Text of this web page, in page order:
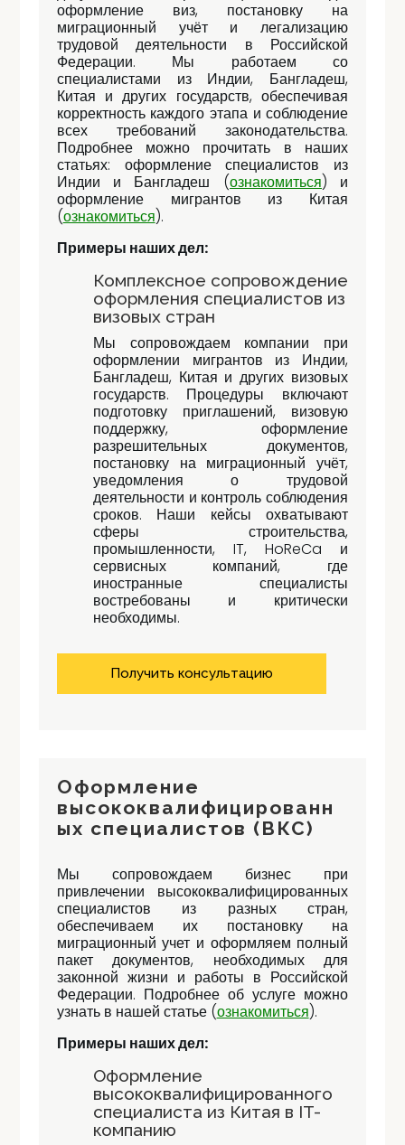
оформление виз, постановку на
миграционный учёт и легализацию
трудовой деятельности в Российской
Федерации. Мы работаем со
специалистами из Индии, Бангладеш,
Китая и других государств, обеспечивая
корректность каждого этапа и соблюдение
всех требований законодательства.
Подробнее можно прочитать в наших
статьях: оформление специалистов из
Индии и Бангладеш (ознакомиться) и
оформление мигрантов из Китая
(ознакомиться).
Примеры наших дел:
Комплексное сопровождение
оформления специалистов из
визовых стран
Мы сопровождаем компании при
оформлении мигрантов из Индии,
Бангладеш, Китая и других визовых
государств. Процедуры включают
подготовку приглашений, визовую
поддержку, оформление
разрешительных документов,
постановку на миграционный учёт,
уведомления о трудовой
деятельности и контроль соблюдения
сроков. Наши кейсы охватывают
сферы строительства,
промышленности, IT, HoReCa и
сервисных компаний, где
иностранные специалисты
востребованы и критически
необходимы.
Получить консультацию
Оформление
высококвалифицированн
ых специалистов (ВКС)
Мы сопровождаем бизнес при
привлечении высококвалифицированных
специалистов из разных стран,
обеспечиваем их постановку на
миграционный учет и оформляем полный
пакет документов, необходимых для
законной жизни и работы в Российской
Федерации. Подробнее об услуге можно
узнать в нашей статье (ознакомиться).
Примеры наших дел:
Оформление
высококвалифицированного
специалиста из Китая в IT-
компанию